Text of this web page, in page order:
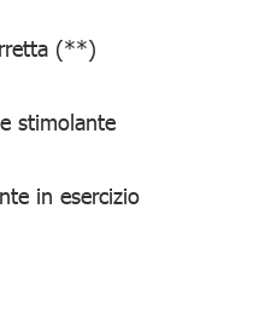
(**)
stimolante
in esercizio